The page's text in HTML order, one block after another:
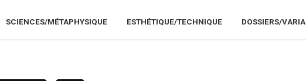
SCIENCES/MÉTAPHYSIQUE ESTHÉTIQUE/TECHNIQUE DOSSIERS/VARIA